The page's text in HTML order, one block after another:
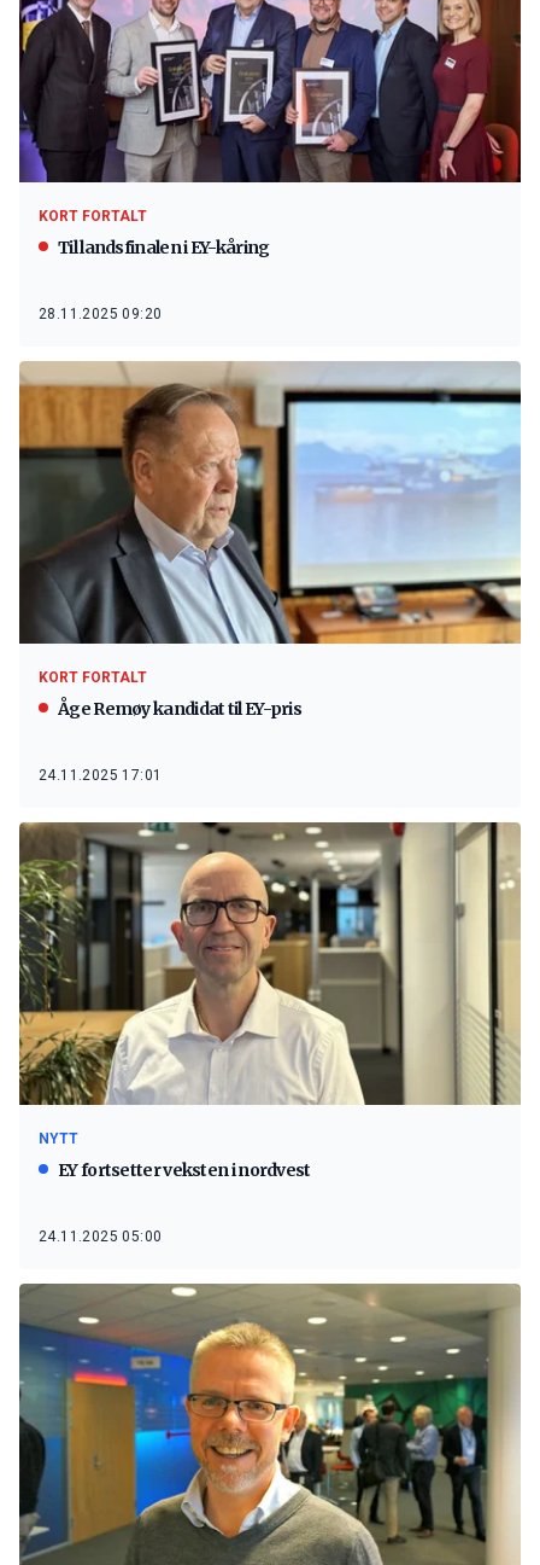
KORT FORTALT
Til landsfinalen i EY-kåring
28.11.2025 09:20
KORT FORTALT
Åge Remøy kandidat til EY-pris
24.11.2025 17:01
NYTT
EY fortsetter veksten i nordvest
24.11.2025 05:00